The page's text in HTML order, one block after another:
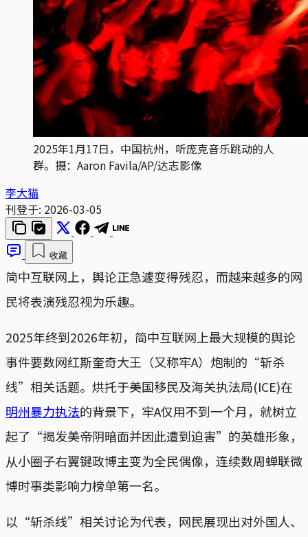
2025年1月17日，中国杭州，听庞克音乐跳动的人
群。摄：Aaron Favila/AP/达志影像
李大猫
刊登于: 2026-03-05
收藏
简中互联网上，舆论正急遽变得残忍，而越来越多的网
民将表演残忍视为乐趣。
2025年终到2026年初，简中互联网上最大规模的舆论
事件要数网红斯奎奇大王（又称牢A）炮制的“斩杀
线”相关话题。烘托于美国移民及海关执法局(ICE)在
明州暴力执法的背景下，牢A仅用不到一个月，就树立
起了“揭发美帝阴暗面并因此遭到迫害”的英雄形象，
从小圈子右翼键政博主变为全民偶像，连续数周蝉联微
博时事类影响力榜单第一名。
以“斩杀线”相关讨论为代表，网民展现出对外国人、